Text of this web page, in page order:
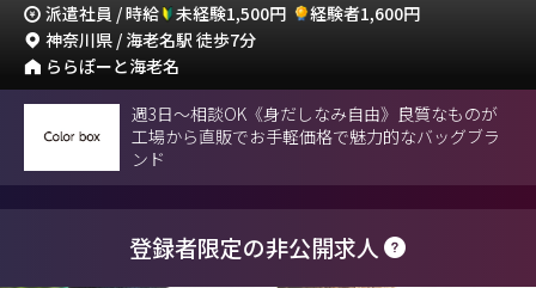
派遣社員 / 時給 未経験1,500円
経験者1,600円
神奈川県 / 海老名駅 徒歩7分
ららぽーと海老名
週3日～相談OK《身だしなみ自由》良質なものが
工場から直販でお手軽価格で魅力的なバッグブラ
ンド
登録者限定の非公開求人